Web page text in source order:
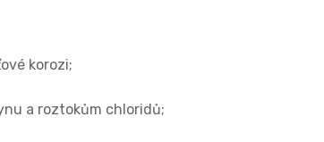
korozi;
a roztokům chloridů;